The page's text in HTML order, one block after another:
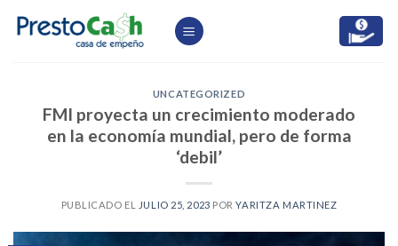
UNCATEGORIZED
FMI proyecta un crecimiento moderado
en la economía mundial, pero de forma
‘debil’
PUBLICADO EL JULIO 25, 2023 PORYARITZA MARTINEZ